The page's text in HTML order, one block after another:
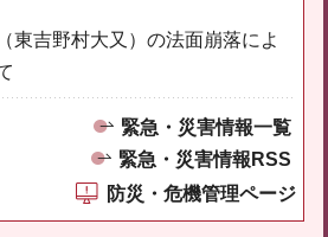
東吉野村大又）の法面崩落によ
緊急・災害情報一覧
緊急・災害情報RSS
防災・危機管理ページ